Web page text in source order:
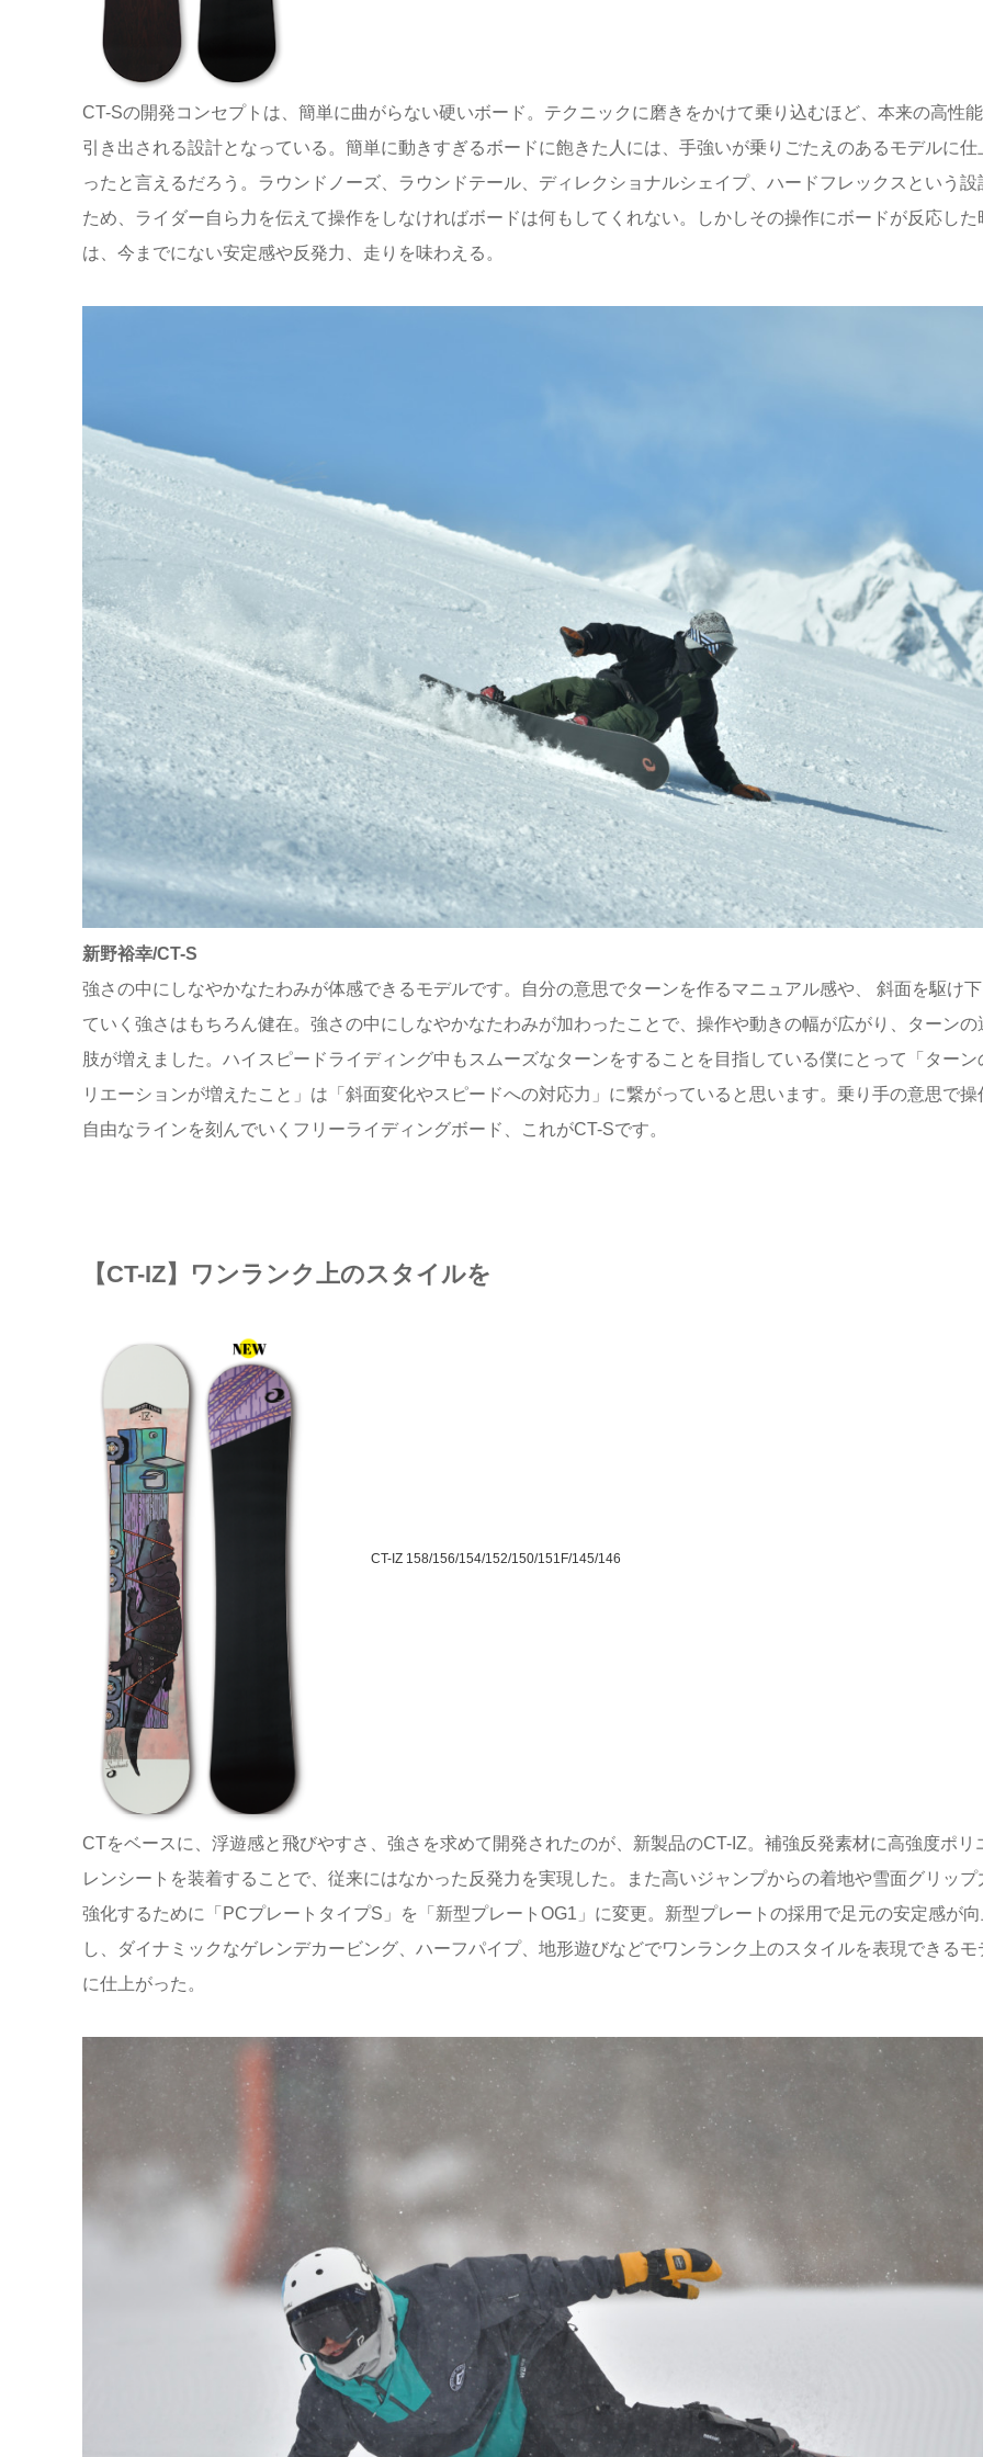
CT-Sの開発コンセプトは、簡単に曲がらない硬いボード。テクニックに磨きをかけて乗り込むほど、本来の高性
引き出される設計となっている。簡単に動きすぎるボードに飽きた人には、手強いが乗りごたえのあるモデルに仕
ったと言えるだろう。ラウンドノーズ、ラウンドテール、ディレクショナルシェイプ、ハードフレックスという設
ため、ライダー自ら力を伝えて操作をしなければボードは何もしてくれない。しかしその操作にボードが反応した
は、今までにない安定感や反発力、走りを味わえる。
新野裕幸/CT-S
強さの中にしなやかなたわみが体感できるモデルです。自分の意思でターンを作るマニュアル感や、 斜面を駆け下
ていく強さはもちろん健在。強さの中にしなやかなたわみが加わったことで、操作や動きの幅が広がり、ターンの
肢が増えました。ハイスピードライディング中もスムーズなターンをすることを目指している僕にとって「ターン
リエーションが増えたこと」は「斜面変化やスピードへの対応力」に繋がっていると思います。乗り手の意思で操
自由なラインを刻んでいくフリーライディングボード、これがCT-Sです。
【CT-IZ】ワンランク上のスタイルを
CT-IZ 158/156/154/152/150/151F/145/146
CTをベースに、浮遊感と飛びやすさ、強さを求めて開発されたのが、新製品のCT-IZ。補強反発素材に高強度ポリ
レンシートを装着することで、従来にはなかった反発力を実現した。また高いジャンプからの着地や雪面グリップ
強化するために「PCプレートタイプS」を「新型プレートOG1」に変更。新型プレートの採用で足元の安定感が向
し、ダイナミックなゲレンデカービング、ハーフパイプ、地形遊びなどでワンランク上のスタイルを表現できるモ
に仕上がった。